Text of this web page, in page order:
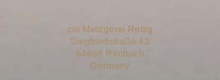
c/o Metzgerei Rettig
Siegfriedstraße 43
64668 Rimbach
Germany